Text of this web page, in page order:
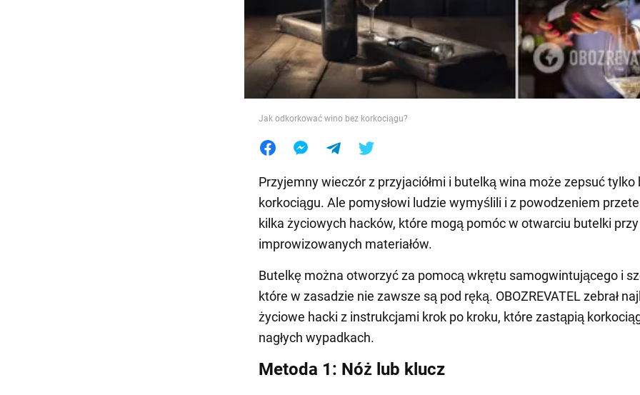
Jedzenie
Jak odkorkować wino bez korkociągu?
Przyjemny wieczór z przyjaciółmi i butelką wina może zepsuć tylko
korkociągu. Ale pomysłowi ludzie wymyślili i z powodzeniem
kilka życiowych hacków, które mogą pomóc w otwarciu butelki
improwizowanych materiałów.
Butelkę można otworzyć za pomocą wkrętu samogwintującego i
które w zasadzie nie zawsze są pod ręką. OBOZREVATEL zebrał
życiowe hacki z instrukcjami krok po kroku, które zastąpią
nagłych wypadkach.
Metoda 1: Nóż lub klucz